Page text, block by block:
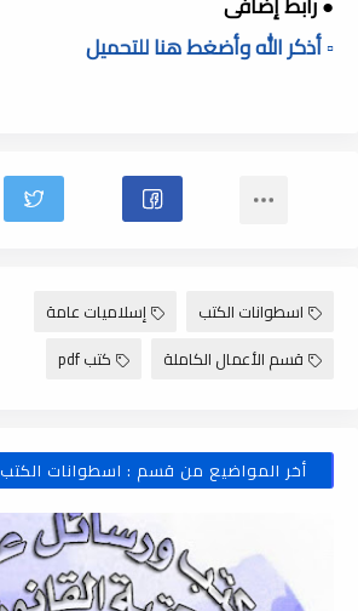
▫️ أذكر الله وأضغط هنا للتحميل
اسطوانات الكتب
إسلاميات عامة
قسم الأعمال الكاملة
كتب pdf
أخر المواضيع من قسم : اسطوانات الكتب